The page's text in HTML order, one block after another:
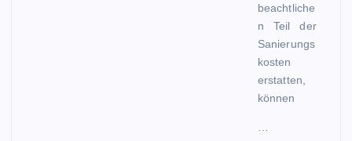
beachtliche
n Teil der
Sanierungs
kosten
erstatten,
können